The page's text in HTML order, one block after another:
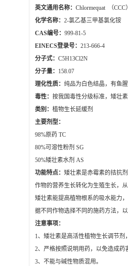
英文通用名称： Chlormequat （CCC）
化学名称： 2-氯乙基三甲基氯化铵
CAS编号： 999-81-5
EINECS登录号： 213-666-4
分子式： C5H13Cl2N
分子量： 158.07
理化性质： 纯品为白色结晶，有鱼
毒性： 按我国毒性分级标准，矮壮
类别： 植物生长延缓剂
主要剂型：
98%原药 TC
80%可溶性粉剂 SG
50%矮壮素水剂 AS
功能特点： 矮壮素是赤霉素的拮抗
作物的营养生长转化为生殖生长，
矮壮素能提高植物根系的吸水能力
据不同作物选择不同的施药方法，以
注意事项：
1、矮壮素是高活性植物生长调节剂
2、严格按照说明用药，以免造成药
3、不能与碱性物质混用。